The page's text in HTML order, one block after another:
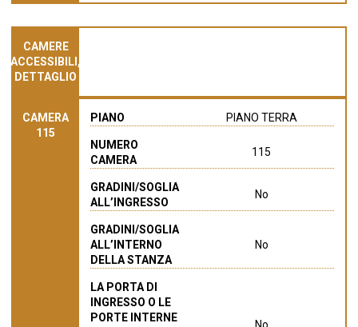
CAMERE
ACCESSIBILI,
DETTAGLIO
CAMERA
115
PIANO PIANO TERRA
NUMERO
CAMERA
115
GRADINI/SOGLIA
ALL’INGRESSO
No
GRADINI/SOGLIA
ALL’INTERNO
DELLA STANZA
No
LA PORTA DI
INGRESSO O LE
PORTE INTERNE